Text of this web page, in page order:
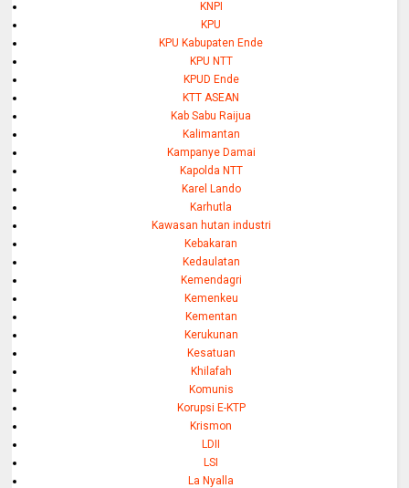
KNPI
KPU
KPU Kabupaten Ende
KPU NTT
KPUD Ende
KTT ASEAN
Kab Sabu Raijua
Kalimantan
Kampanye Damai
Kapolda NTT
Karel Lando
Karhutla
Kawasan hutan industri
Kebakaran
Kedaulatan
Kemendagri
Kemenkeu
Kementan
Kerukunan
Kesatuan
Khilafah
Komunis
Korupsi E-KTP
Krismon
LDII
LSI
La Nyalla